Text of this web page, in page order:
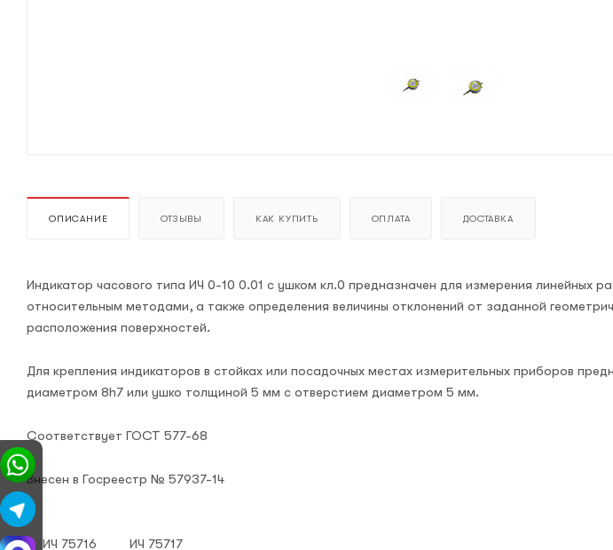
ОПИСАНИЕ ОТЗЫВЫ КАК КУПИТЬ ОПЛАТА ДОСТАВКА
Индикатор часового типа ИЧ 0-10 0.01 с ушком кл.0 предназначен для измерения линейных
относительным методами, а также определения величины отклонений от заданной
расположения поверхностей.
Для крепления индикаторов в стойках или посадочных местах измерительных приборов
диаметром 8h7 или ушко толщиной 5 мм с отверстием диаметром 5 мм.
Соответствует ГОСТ 577-68
Внесен в Госреестр № 57937-14
ИЧ 75716
ИЧ 75717